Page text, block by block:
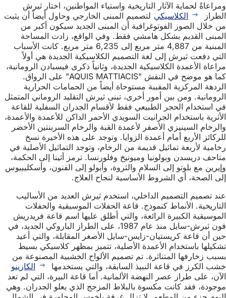
ومراعاةً لحماية الآثار التاريخية واستياء المواطنين، اختار ثيرش
الطراز
الكلاسيكي لتصميم المبنى الخارجي وحاول أيضاً أن يثبت
من خلال الصور الفوتوغرافية أن المبنى الجديد سيكون أكبر من
المبنى القديم بشكل هامشي فقط. وفي الواقع، زادت المساحة
المبنية من 4,887 متر مربع إلى 6,235 متر مربع. كانت الأسباب
التي دفعت ثيرش إلى لغة التصميم الكلاسيكية الجديدة هي أولاً
مراعاة الأعمدة الكلاسيكية الجديدة، وثانياً ذكرى فيسبادن الرومانية،
كما هو موضح في النقش "AQUIS MATTIACIS" على الرواق.
الردهة المركزية المقببة مستوحاة أيضاً من الحمامات الحرارية
الرومانية. ومن بين أمور أخرى، تبنى ثيرش التقليد الروماني المتمثل
في استخدام الحجر الطبيعي فقط لأقسام الجدران السفلية للقاعة
الأثرية باستخدام الجرانيت السويدي الأحمر الداكن للأعمدة والأعمدة،
والرخام السينيزي الأصفر لأعمدة القبة والرخام السربنتين الأخضر
للركائز الأربع أمام أعمدة الزوايا. وتوجد على هذه الأخيرة نسخ
رخامية لأربعة تماثيل قديمة من الرخام، وتوجد التماثيل الأصلية في
متاحف دريسدن وبولونيا وميونيخ وفلورنسا. ترمز أثينا إلى الحكمة،
وإيرين مع بلوتو إلى السلام والثروة، وأبولو إلى الفنون، وأسكليبيوس
إلى الصحة، أي الشروط الأساسية لنجاح العلاج.
عند تصميم التصميم الداخلي، استخدم ثيرش العديد من الأساليب
التاريخية. الأنماط كنموذج. قاعة الحفلات الموسيقية والحفلات
الموسيقية الكبيرة الرائعة، والتي أطلق عليها اسم قاعة فريدريش
فون ثيرش-سايل منذ عام 1987، على الطراز الباروكي الجديد، في
حين أن قاعة كريستيان-زايس-سايل الأصغر المقابلة، والتي أعيد
تشكيلها باستخدام الأعمدة الأصلية، تتميز بمظهر كلاسيكي بسيط
بسبب زخارفها المتناثرة. تم تصميم الألواح الخشبية المصنوعة من
خشب الكرز في قاعة النبيذ السابقة، والتي يستخدمها
الكازينو
الآن، على طراز عصر النهضة الألمانية. أما قاعة البيرة، التي لم تعد
موجودة، فقد كانت مكسوة بالبلاط المزجج الذي يعلو الجدران. وهي